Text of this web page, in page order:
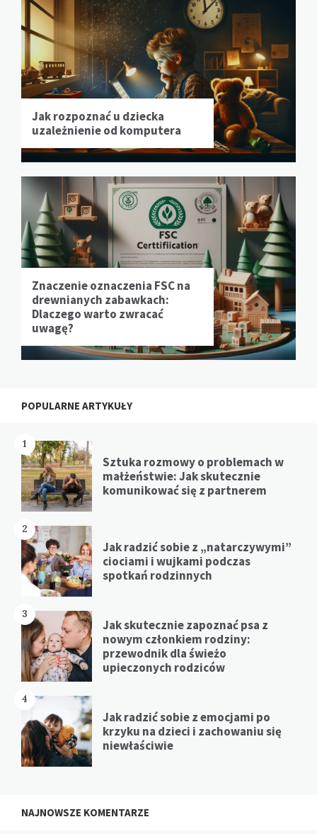
Jak rozpoznać u dziecka
uzależnienie od komputera
Znaczenie oznaczenia FSC na
drewnianych zabawkach:
Dlaczego warto zwracać
uwagę?
POPULARNE ARTYKUŁY
1
Sztuka rozmowy o problemach w
małżeństwie: Jak skutecznie
komunikować się z partnerem
2
Jak radzić sobie z „natarczywymi”
ciociami i wujkami podczas
spotkań rodzinnych
3
Jak skutecznie zapoznać psa z
nowym członkiem rodziny:
przewodnik dla świeżo
upieczonych rodziców
4
Jak radzić sobie z emocjami po
krzyku na dzieci i zachowaniu się
niewłaściwie
NAJNOWSZE KOMENTARZE